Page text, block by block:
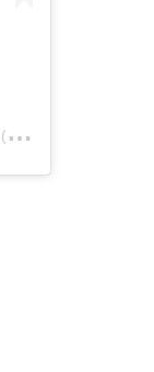
U
na publicación compartida por Chilango (@chilangocom)